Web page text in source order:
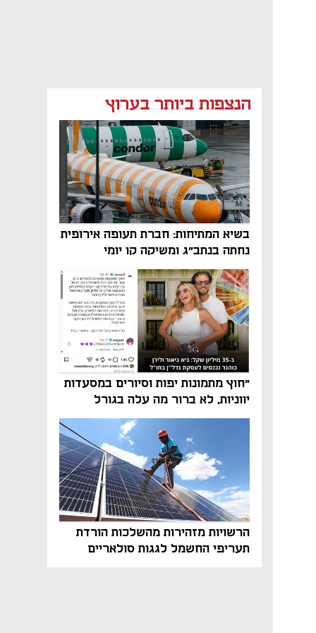
הנצפות ביותר בערוץ
בשיא המתיחות: חברת תעופה אירופית
נחתה בנתב"ג ומשיקה קו יומי
"חוץ מתמונות יפות וסיורים במסעדות
יווניות, לא ברור מה עלה בגורל
פרויקט הנדל"ן"
הרשויות מזהירות מהשלכות הורדת
תעריפי החשמל לגגות סולאריים